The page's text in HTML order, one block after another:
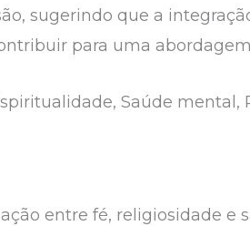
sugerindo que a
para uma
Saúde mental,
entre fé, religiosidade